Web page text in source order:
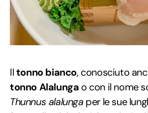
Iltonno bianco, conosciuto
tonno Alalunga o con il nome
Thunnus alalunga per le sue